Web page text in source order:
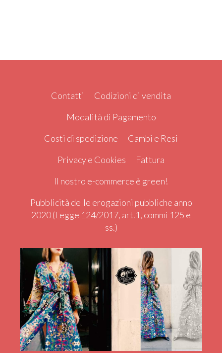
Contatti
Codizioni di vendita
Modalità di Pagamento
Costi di spedizione
Cambi e Resi
Privacy e Cookies
Fattura
Il nostro e-commerce è green!
Pubblicità delle erogazioni pubbliche anno
2020 (Legge 124/2017, art.1, commi 125 e
ss.)